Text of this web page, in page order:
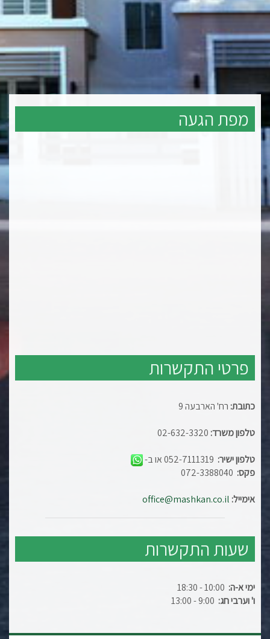
מפת הגעה
פרטי התקשרות
כתובת: רח' הארבעה 9
טלפון משרד: 02-632-3320
טלפון ישיר: 052-7111319 או ב-
פקס: 072-3388040
אימייל: office@mashkan.co.il
שעות התקשרות
ימי א-ה: 10:00 - 18:30
ו' וערבי חג: 9:00 - 13:00